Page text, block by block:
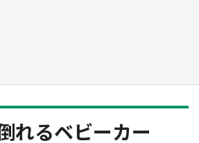
れるベビーカー